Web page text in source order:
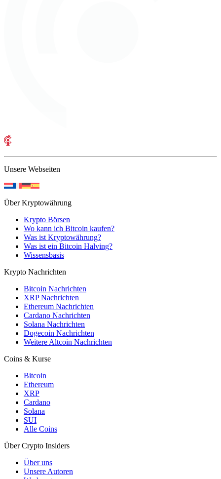
Unsere Webseiten
Über Kryptowährung
Krypto Börsen
Wo kann ich Bitcoin kaufen?
Was ist Kryptowährung?
Was ist ein Bitcoin Halving?
Wissensbasis
Krypto Nachrichten
Bitcoin Nachrichten
XRP Nachrichten
Ethereum Nachrichten
Cardano Nachrichten
Solana Nachrichten
Dogecoin Nachrichten
Weitere Altcoin Nachrichten
Coins & Kurse
Bitcoin
Ethereum
XRP
Cardano
Solana
SUI
Alle Coins
Über Crypto Insiders
Über uns
Unsere Autoren